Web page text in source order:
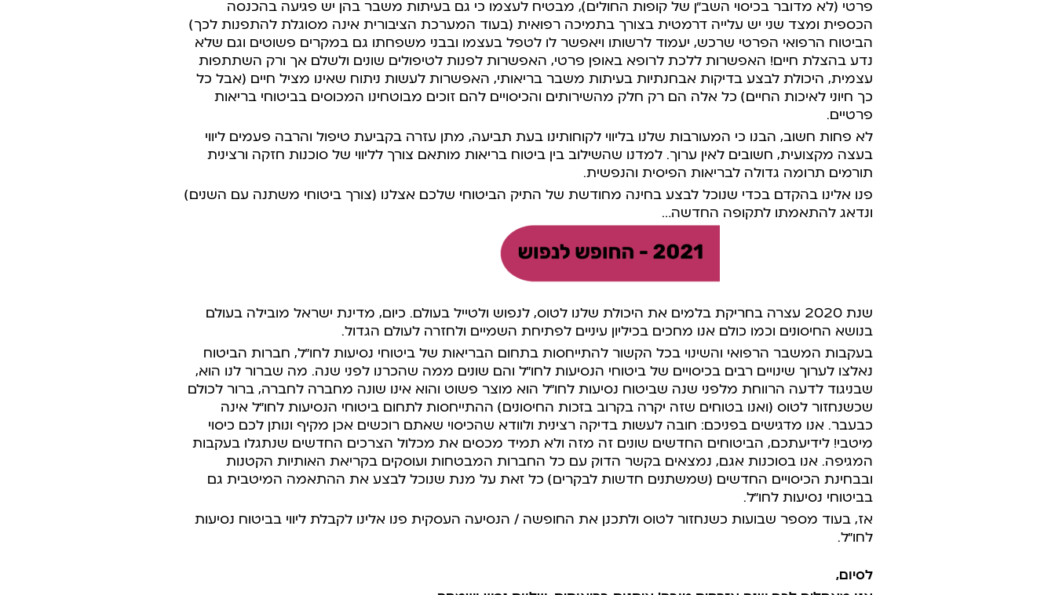
פרטי (לא מדובר בכיסוי השב”ן של קופות החולים), מבטיח לעצמו כי גם בעיתות משבר בהן יש פגיעה בהכנסה
הכספית ומצד שני יש עלייה דרמטית בצורך בתמיכה רפואית (בעוד המערכת הציבורית אינה מסוגלת להתפנות לכך)
הביטוח הרפואי הפרטי שרכש, יעמוד לרשותו ויאפשר לו לטפל בעצמו ובבני משפחתו גם במקרים פשוטים וגם שלא
נדע בהצלת חיים! האפשרות ללכת לרופא באופן פרטי, האפשרות לפנות לטיפולים שונים ולשלם אך ורק השתתפות
עצמית, היכולת לבצע בדיקות אבחנתיות בעיתות משבר בריאותי, האפשרות לעשות ניתוח שאינו מציל חיים (אבל כל
כך חיוני לאיכות החיים) כל אלה הם רק חלק מהשירותים והכיסויים להם זוכים מבוטחינו המכוסים בביטוחי בריאות
פרטיים.
לא פחות חשוב, הבנו כי המעורבות שלנו בליווי לקוחותינו בעת תביעה, מתן עזרה בקביעת טיפול והרבה פעמים ליווי
בעצה מקצועית, חשובים לאין ערוך. למדנו שהשילוב בין ביטוח בריאות מותאם צורך לליווי של סוכנות חזקה ורצינית
תורמים תרומה גדולה לבריאות הפיסית והנפשית.
פנו אלינו בהקדם בכדי שנוכל לבצע בחינה מחודשת של התיק הביטוחי שלכם אצלנו (צורך ביטוחי משתנה עם השנים)
ונדאג להתאמתו לתקופה החדשה…
שנת 2020 עצרה בחריקת בלמים את היכולת שלנו לטוס, לנפוש ולטייל בעולם. כיום, מדינת ישראל מובילה בעולם
בנושא החיסונים וכמו כולם אנו מחכים בכיליון עיניים לפתיחת השמיים ולחזרה לעולם הגדול.
בעקבות המשבר הרפואי והשינוי בכל הקשור להתייחסות בתחום הבריאות של ביטוחי נסיעות לחו”ל, חברות הביטוח
נאלצו לערוך שינויים רבים בכיסויים של ביטוחי הנסיעות לחו”ל והם שונים ממה שהכרנו לפני שנה. מה שברור לנו הוא,
שבניגוד לדעה הרווחת מלפני שנה שביטוח נסיעות לחו”ל הוא מוצר פשוט והוא אינו שונה מחברה לחברה, ברור לכולם
שכשנחזור לטוס (ואנו בטוחים שזה יקרה בקרוב בזכות החיסונים) ההתייחסות לתחום ביטוחי הנסיעות לחו”ל אינה
כבעבר. אנו מדגישים בפניכם: חובה לעשות בדיקה רצינית ולוודא שהכיסוי שאתם רוכשים אכן מקיף ונותן לכם כיסוי
מיטבי! לידיעתכם, הביטוחים החדשים שונים זה מזה ולא תמיד מכסים את מכלול הצרכים החדשים שנתגלו בעקבות
המגיפה. אנו בסוכנות אגם, נמצאים בקשר הדוק עם כל החברות המבטחות ועוסקים בקריאת האותיות הקטנות
ובבחינת הכיסויים החדשים (שמשתנים חדשות לבקרים) כל זאת על מנת שנוכל לבצע את ההתאמה המיטבית גם
בביטוחי נסיעות לחו”ל.
אז, בעוד מספר שבועות כשנחזור לטוס ולתכנן את החופשה / הנסיעה העסקית פנו אלינו לקבלת ליווי בביטוח נסיעות
לחו”ל.
לסיום,